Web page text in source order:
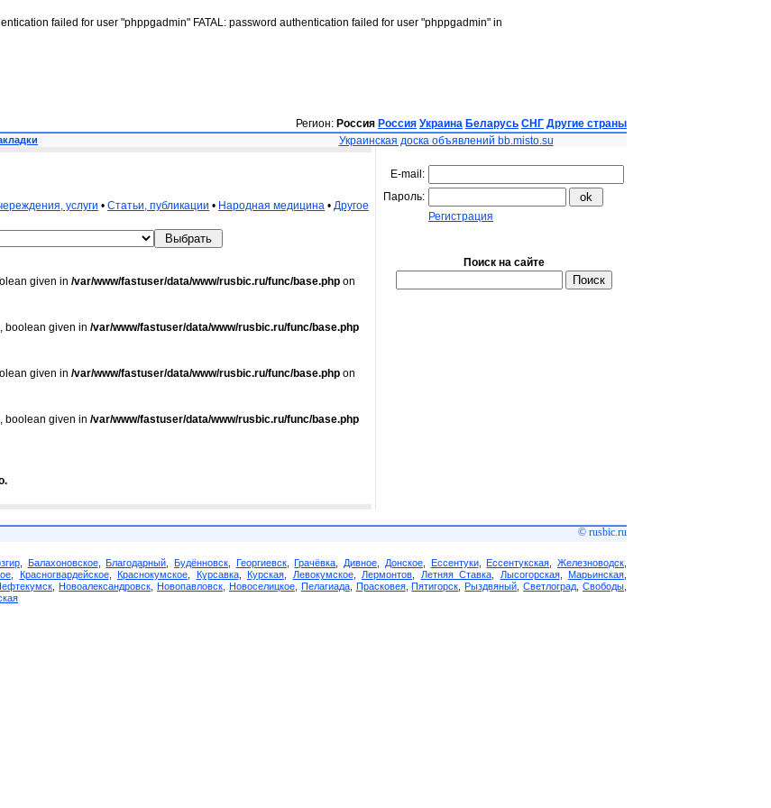
failed for user "phppgadmin" FATAL: password authentication failed for user "phppgadmin" in
Регион: Россия Россия Украина Беларусь СНГ Другие страны
Украинская доска объявлений bb.misto.su
услуги • Статьи, публикации • Народная медицина • Другое
given in /var/www/fastuser/data/www/rusbic.ru/func/base.php on
boolean given in /var/www/fastuser/data/www/rusbic.ru/func/base.php
given in /var/www/fastuser/data/www/rusbic.ru/func/base.php on
boolean given in /var/www/fastuser/data/www/rusbic.ru/func/base.php
E-mail:
Пароль:
Регистрация
Поиск на сайте
© rusbic.ru
, Балахоновское,Благодарный ,Будённовск Георгиевск,Грачёвка Дивное Донское, Ессентуки,Ессентукская ,Железноводск
Красногвардейское, Краснокумское Курсавка, Курская Левокумское, Лермонтов Летняя Ставка Лысогорская, Марьинская
,Новоалександровск ,Новопавловск Новоселицкое, Пелагиада, Прасковея,Пятигорск ,Рыздвяный ,Светлоград ,Свободы